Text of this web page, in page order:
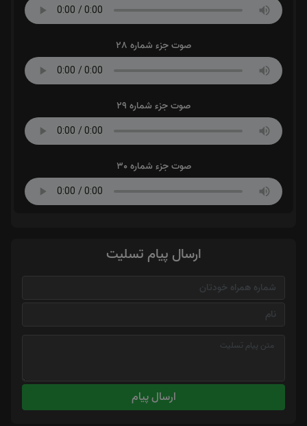
صوت جزء شماره 28
صوت جزء شماره 29
صوت جزء شماره 30
ارسال پیام تسلیت
ارسال پیام